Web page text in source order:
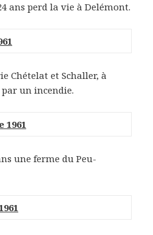
ans perd la vie à Delémont.
Chételat et Schaller, à
un incendie.
1961
une ferme du Peu-